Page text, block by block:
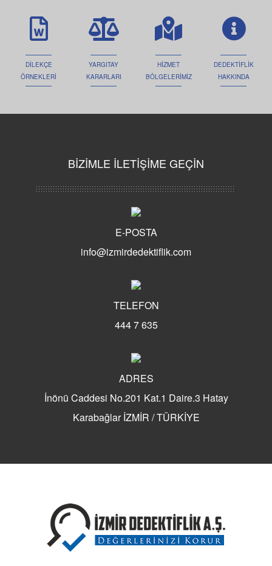
DİLEKÇE
ÖRNEKLERİ
YARGITAY
KARARLARI
HİZMET
BÖLGELERİMİZ
DEDEKTİFLİK
HAKKINDA
BİZİMLE İLETİŞİME GEÇİN
E-POSTA
info@izmirdedektiflik.com
TELEFON
444 7 635
ADRES
İnönü Caddesi No.201 Kat.1 Daire.3 Hatay
Karabağlar İZMİR / TÜRKİYE